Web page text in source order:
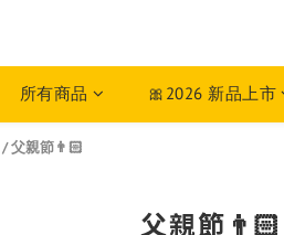
所有商品 🎀2026 新品上市
/父親節👨🏻
父親節👨🏻